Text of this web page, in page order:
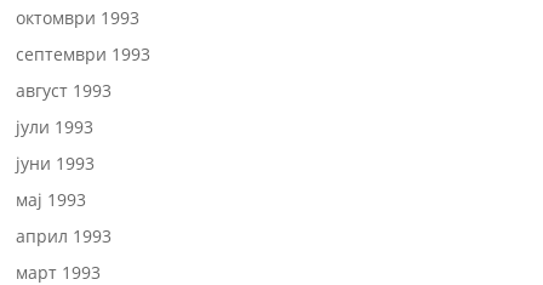
октомври 1993
септември 1993
август 1993
јули 1993
јуни 1993
мај 1993
април 1993
март 1993